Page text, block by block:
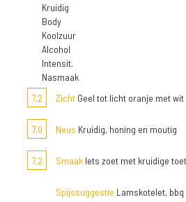
Kruidig
Body
Koolzuur
Alcohol
Intensit.
Nasmaak
7,2
Zicht Geel tot licht oranje met
7,0 Neus Kruidig, honing en moutig
7,2 Smaak Iets zoet met kruidige
Spijssuggestie Lamskotelet, bbq